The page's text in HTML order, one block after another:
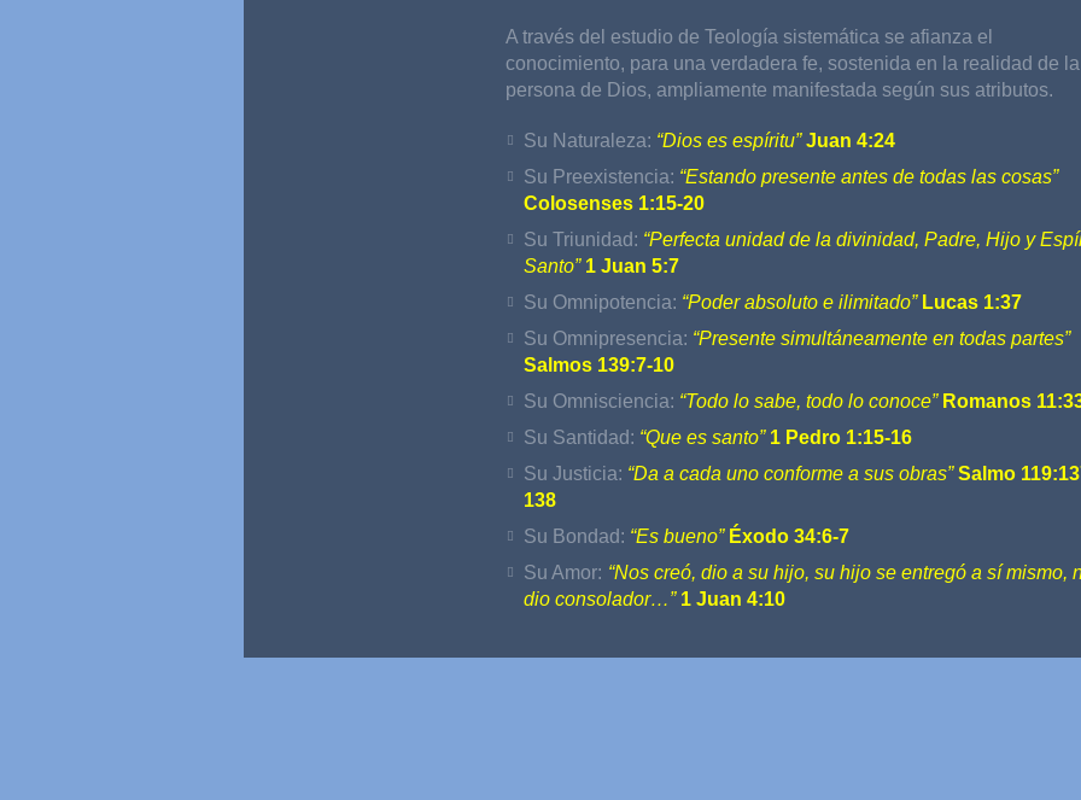
A través del estudio de Teología sistemática se afianza el
conocimiento, para una verdadera fe, sostenida en la realidad de la
persona de Dios, ampliamente manifestada según sus atributos.
Su Naturaleza: “Dios es espíritu”Juan 4:24
Su Preexistencia: “Estando presente antes de todas las cosas”
Colosenses 1:15-20
Su Triunidad: “Perfecta unidad de la divinidad, Padre, Hijo y
Santo” 1 Juan 5:7
Su Omnipotencia: “Poder absoluto e ilimitado” Lucas 1:37
Su Omnipresencia: “Presente simultáneamente en todas partes”
Salmos 139:7-10
Su Omnisciencia: “Todo lo sabe, todo lo conoce” Romanos
Su Santidad: “Que es santo” 1 Pedro 1:15-16
Su Justicia: “Da a cada uno conforme a sus obras”Salmo
138
Su Bondad: “Es bueno” Éxodo 34:6-7
Su Amor: “Nos creó, dio a su hijo, su hijo se entregó a sí mismo,
dio consolador…” 1 Juan 4:10